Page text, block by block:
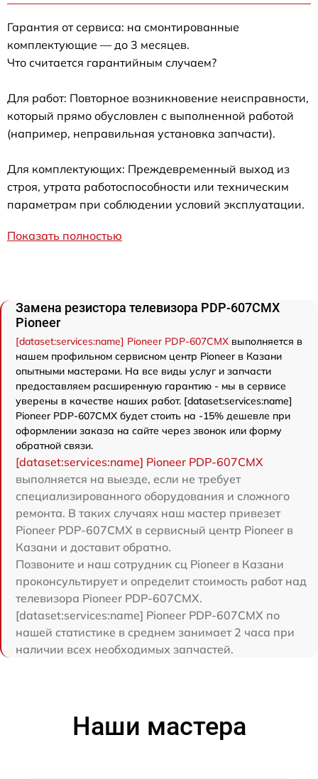
Гарантия от сервиса: на смонтированные
комплектующие — до 3 месяцев.
Что считается гарантийным случаем?
Для работ: Повторное возникновение неисправности,
который прямо обусловлен с выполненной работой
(например, неправильная установка запчасти).
Для комплектующих: Преждевременный выход из
строя, утрата работоспособности или техническим
параметрам при соблюдении условий эксплуатации.
Показать полностью
Замена резистора телевизора PDP-607CMX
Pioneer
[dataset:services:name] Pioneer PDP-607CMX выполняется в
нашем профильном сервисном центр Pioneer в Казани
опытными мастерами. На все виды услуг и запчасти
предоставляем расширенную гарантию - мы в сервисе
уверены в качестве наших работ. [dataset:services:name]
Pioneer PDP-607CMX будет стоить на -15% дешевле при
оформлении заказа на сайте через звонок или форму
обратной связи.
[dataset:services:name] Pioneer PDP-607CMX
выполняется на выезде, если не требует
специализированного оборудования и сложного
ремонта. В таких случаях наш мастер привезет
Pioneer PDP-607CMX в сервисный центр Pioneer в
Казани и доставит обратно.
Позвоните и наш сотрудник сц Pioneer в Казани
проконсультирует и определит стоимость работ над
телевизора Pioneer PDP-607CMX.
[dataset:services:name] Pioneer PDP-607CMX по
нашей статистике в среднем занимает 2 часа при
наличии всех необходимых запчастей.
Наши мастера